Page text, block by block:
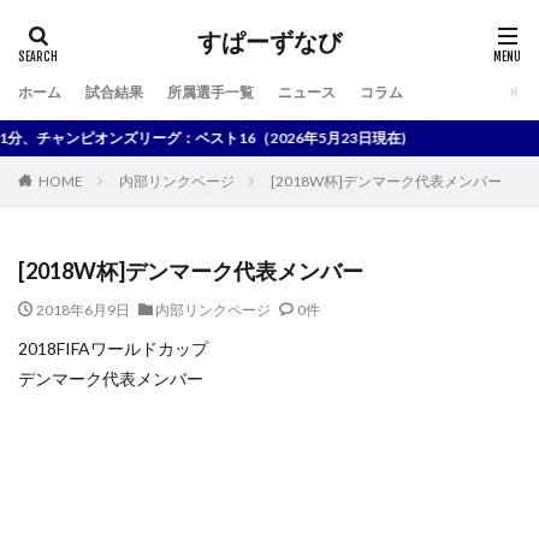
すぱーずなび
ホーム 試合結果 所属選手一覧 ニュース コラム
ンピオンズリーグ：ベスト16（2026年5月23日現在)
HOME 内部リンクページ [2018W杯]デンマーク代表メンバー
[2018W杯]デンマーク代表メンバー
2018年6月9日 内部リンクページ 0件
2018FIFAワールドカップ
デンマーク代表メンバー
検索